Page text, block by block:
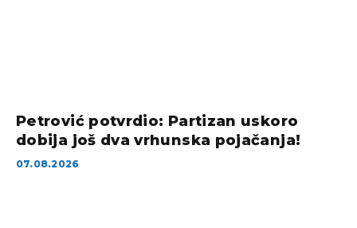
Petrović potvrdio: Partizan uskoro
dobija još dva vrhunska pojačanja!
07.08.2026